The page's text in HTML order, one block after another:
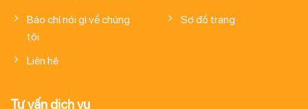
Báo chí nói gì về chúng
tôi
Liên hệ
Sơ đồ trang
Tư vấn dịch vụ